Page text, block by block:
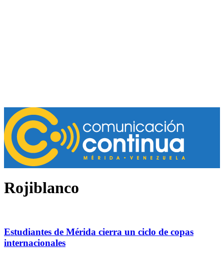
Rojiblanco
Estudiantes de Mérida cierra un ciclo de copas
internacionales